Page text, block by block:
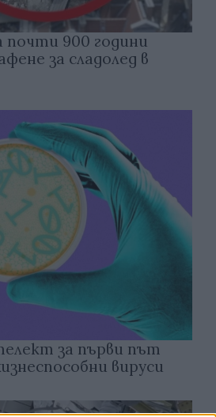
почти 900 години
за сладолед в
за първи път
вируси